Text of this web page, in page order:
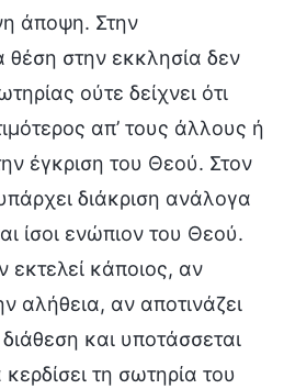
άποψη. Στην
θέση στην εκκλησία δεν
ούτε δείχνει ότι
απ’ τους άλλους ή
έγκριση του Θεού. Στον
διάκριση ανάλογα
ίσοι ενώπιον του Θεού.
εκτελεί κάποιος, αν
αλήθεια, αν αποτινάζει
και υποτάσσεται
τη σωτηρία του